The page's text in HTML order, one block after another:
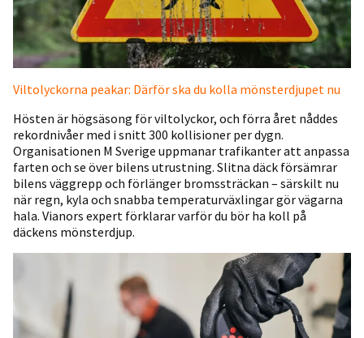
Viltolyckorna peakar: Därför ska du kolla mönsterdjupet nu
Hösten är högsäsong för viltolyckor, och förra året nåddes
rekordnivåer med i snitt 300 kollisioner per dygn.
Organisationen M Sverige uppmanar trafikanter att anpassa
farten och se över bilens utrustning. Slitna däck försämrar
bilens väggrepp och förlänger bromssträckan – särskilt nu
när regn, kyla och snabba temperaturväxlingar gör vägarna
hala. Vianors expert förklarar varför du bör ha koll på
däckens mönsterdjup.